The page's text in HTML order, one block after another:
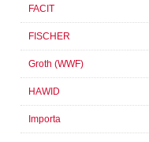
FACIT
FISCHER
Groth (WWF)
HAWID
Importa